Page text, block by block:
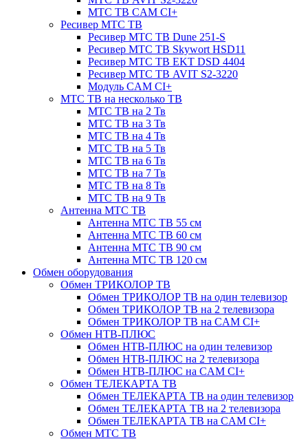
МТС ТВ CAM CI+
Ресивер МТС ТВ
Ресивер МТС ТВ Dune 251-S
Ресивер МТС ТВ Skywort HSD11
Ресивер МТС ТВ EKT DSD 4404
Ресивер МТС ТВ AVIT S2-3220
Модуль CAM CI+
МТС ТВ на несколько ТВ
МТС ТВ на 2 Тв
МТС ТВ на 3 Тв
МТС ТВ на 4 Тв
МТС ТВ на 5 Тв
МТС ТВ на 6 Тв
МТС ТВ на 7 Тв
МТС ТВ на 8 Тв
МТС ТВ на 9 Тв
Антенна МТС ТВ
Антенна МТС ТВ 55 см
Антенна МТС ТВ 60 см
Антенна МТС ТВ 90 см
Антенна МТС ТВ 120 см
Обмен оборудования
Обмен ТРИКОЛОР ТВ
Обмен ТРИКОЛОР ТВ на один телевизор
Обмен ТРИКОЛОР ТВ на 2 телевизора
Обмен ТРИКОЛОР ТВ на CAM CI+
Обмен НТВ-ПЛЮС
Обмен НТВ-ПЛЮС на один телевизор
Обмен НТВ-ПЛЮС на 2 телевизора
Обмен НТВ-ПЛЮС на CAM CI+
Обмен ТЕЛЕКАРТА ТВ
Обмен ТЕЛЕКАРТА ТВ на один телевизор
Обмен ТЕЛЕКАРТА ТВ на 2 телевизора
Обмен ТЕЛЕКАРТА ТВ на CAM CI+
Обмен МТС ТВ